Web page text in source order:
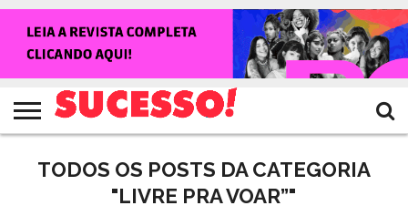
NOTÍCIAS
SHOWS
ENTREVISTAS
CLIQUES
RANKING
CROWLEY
TV
SUCESSO!
REVISTA
SUCESSO!
TODOS OS POSTS DA CATEGORIA
"LIVRE PRA VOAR”"